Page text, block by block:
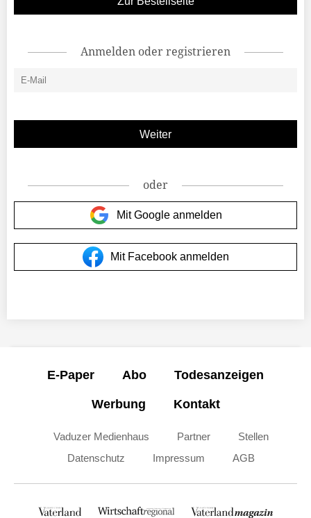
Anmelden oder registrieren
oder
Mit Google anmelden
Mit Facebook anmelden
E-Paper Abo Todesanzeigen
Werbung Kontakt
Vaduzer Medienhaus Partner
Stellen
Datenschutz
Impressum AGB